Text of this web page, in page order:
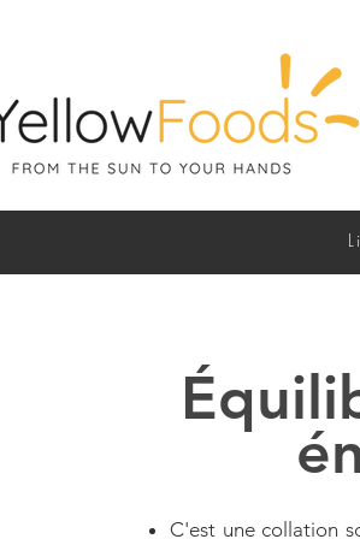
C'est une collation